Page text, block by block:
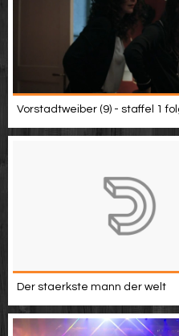
Vorstadtweiber (9) - staffel 1
Der staerkste mann der welt